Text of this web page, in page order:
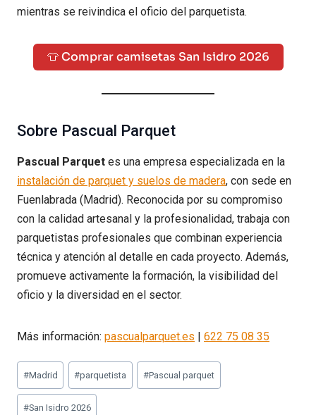
mientras se reivindica el oficio del parquetista.
👕 Comprar camisetas San Isidro 2026
Sobre Pascual Parquet
Pascual Parquet es una empresa especializada en la
instalación de parquet y suelos de madera, con sede en
Fuenlabrada (Madrid). Reconocida por su compromiso
con la calidad artesanal y la profesionalidad, trabaja con
parquetistas profesionales que combinan experiencia
técnica y atención al detalle en cada proyecto. Además,
promueve activamente la formación, la visibilidad del
oficio y la diversidad en el sector.
Más información: pascualparquet.es | 622 75 08 35
Etiquetas
de
la
#Madrid #parquetista #Pascual parquet
#San Isidro 2026